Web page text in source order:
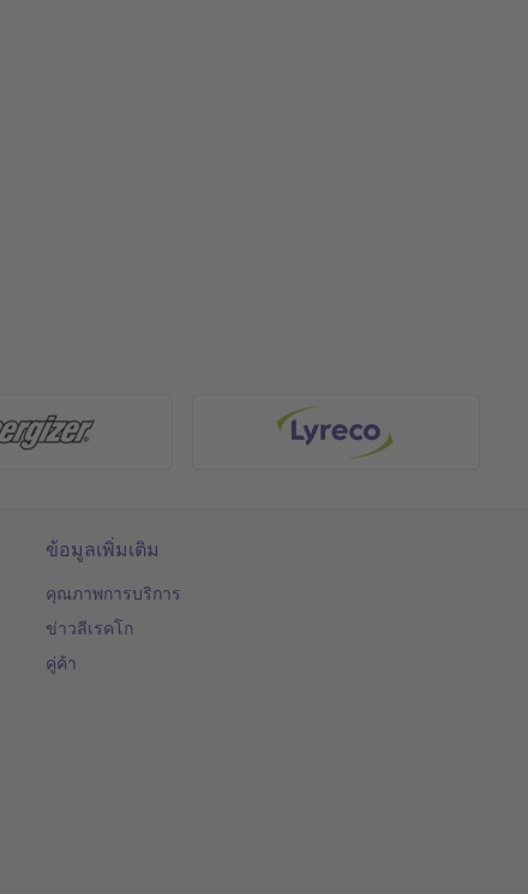
ข้อมูลเพิ่มเติม
คุณภาพการบริการ
ข่าวลีเรคโก
คู่ค้า